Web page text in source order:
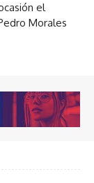
el
Morales